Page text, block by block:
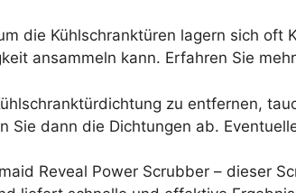
die Kühlschranktüren lagern sich
ansammeln kann. Erfahren Sie
zu entfernen,
Sie dann die Dichtungen ab.
Reveal Power Scrubber – dieser